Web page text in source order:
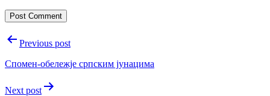
PostPrevious post
Спомен-обележје српским јунацима
Next post